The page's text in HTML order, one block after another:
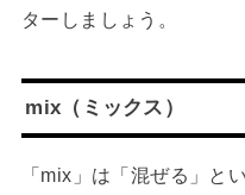
ターしましょう。
mix（ミックス）
「mix」は「混ぜる」と